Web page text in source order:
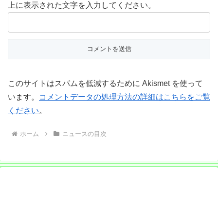
上に表示された文字を入力してください。
このサイトはスパムを低減するために Akismet を使って
います。
コメントデータの処理方法の詳細はこちらをご覧
ください。
ホーム ニュースの目次